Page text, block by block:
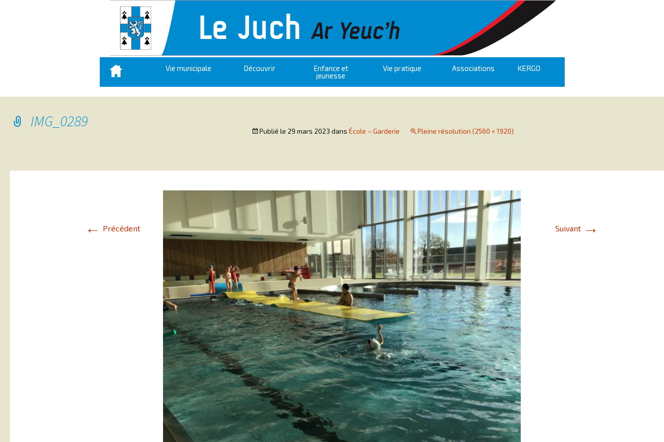
Aller
contenu
principal
Vie municipale Découvrir
Enfance et
jeunesse
Vie pratique Associations KERGO
IMG_0289
Publié le 29 mars 2023 dans École – Garderie Pleine résolution (2560 × 1920)
← Précédent Suivant →